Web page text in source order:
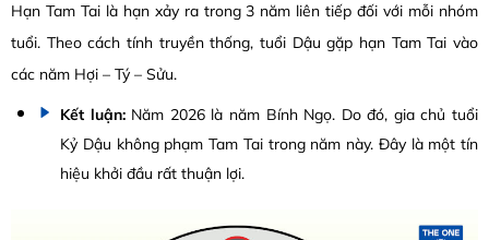
Hạn Tam Tai là hạn xảy ra trong 3 năm liên tiếp đối với mỗi nhóm
tuổi. Theo cách tính truyền thống, tuổi Dậu gặp hạn Tam Tai vào
các năm Hợi – Tý – Sửu.
Kết luận:Năm 2026 là năm Bính Ngọ. Do đó, gia chủ tuổi
Kỷ Dậu không phạm Tam Tai trong năm này. Đây là một tín
hiệu khởi đầu rất thuận lợi.